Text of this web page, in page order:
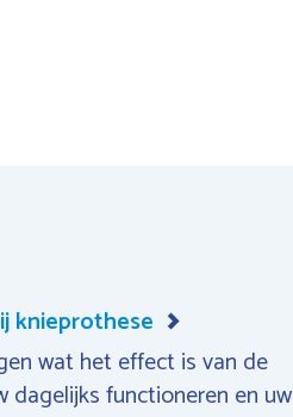
knieprothese
wat het effect is van de
dagelijks functioneren en uw